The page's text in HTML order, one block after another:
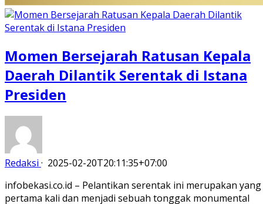
Momen Bersejarah Ratusan Kepala
Daerah Dilantik Serentak di Istana
Presiden
Redaksi · 2025-02-20T20:11:35+07:00
infobekasi.co.id – Pelantikan serentak ini merupakan yang
pertama kali dan menjadi sebuah tonggak monumental